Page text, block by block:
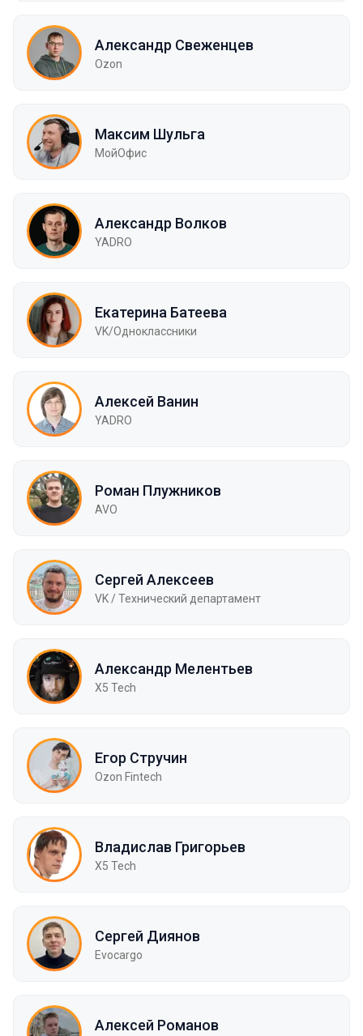
Александр Свеженцев
Ozon
Максим Шульга
МойОфис
Александр Волков
YADRO
Екатерина Батеева
VK/Одноклассники
Алексей Ванин
YADRO
Роман Плужников
AVO
Сергей Алексеев
VK / Технический департамент
Александр Мелентьев
X5 Tech
Егор Стручин
Ozon Fintech
Владислав Григорьев
X5 Tech
Сергей Диянов
Evocargo
Алексей Романов